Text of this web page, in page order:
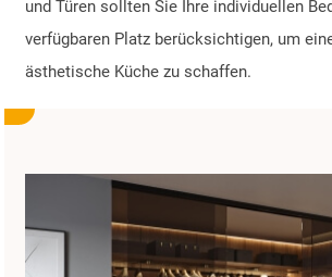
und Türen sollten Sie Ihre individuellen
verfügbaren Platz berücksichtigen, um
ästhetische Küche zu schaffen.